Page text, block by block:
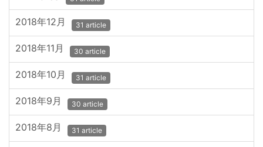
2018年12月 31 article
2018年11月 30 article
2018年10月 31 article
2018年9月 30 article
2018年8月 31 article